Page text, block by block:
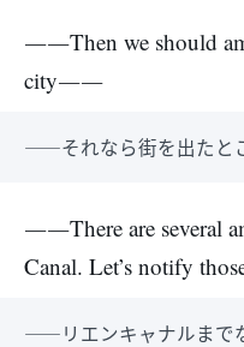
――Then we should
city――
――それなら街を出たと
――There are several
Canal. Let’s notify
――リエンキャナルまで